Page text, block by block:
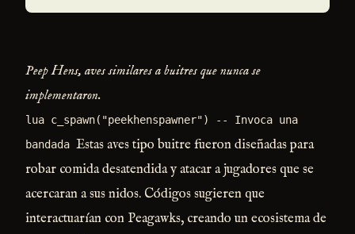
Peep Hens, aves similares a buitres que nunca se
implementaron.
lua c_spawn("peekhenspawner") -- Invoca una
bandada Estas aves tipo buitre fueron diseñadas para
robar comida desatendida y atacar a jugadores que se
acercaran a sus nidos. Códigos sugieren que
interactuarían con Peagawks, creando un ecosistema de